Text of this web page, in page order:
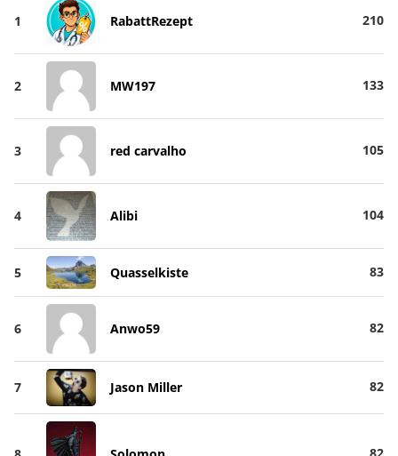
1 RabattRezept 210
2 MW197 133
3 red carvalho 105
4 Alibi 104
5 Quasselkiste 83
6 Anwo59 82
7 Jason Miller 82